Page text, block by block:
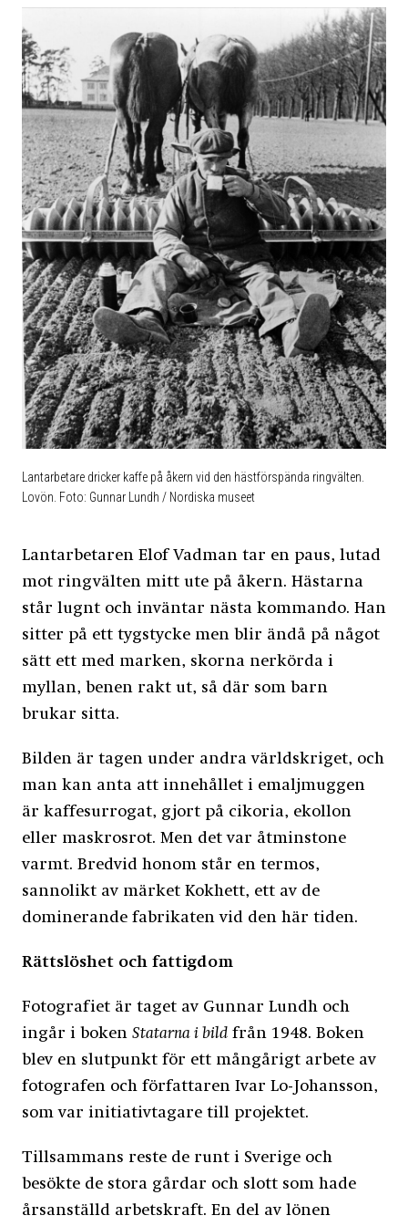
Lantarbetare dricker kaffe på åkern vid den hästförspända ringvälten.
Lovön. Foto: Gunnar Lundh / Nordiska museet
Lantarbetaren Elof Vadman tar en paus, lutad
mot ringvälten mitt ute på åkern. Hästarna
står lugnt och inväntar nästa kommando. Han
sitter på ett tygstycke men blir ändå på något
sätt ett med marken, skorna nerkörda i
myllan, benen rakt ut, så där som barn
brukar sitta.
Bilden är tagen under andra världskriget, och
man kan anta att innehållet i emaljmuggen
är kaffesurrogat, gjort på cikoria, ekollon
eller maskrosrot. Men det var åtminstone
varmt. Bredvid honom står en termos,
sannolikt av märket Kokhett, ett av de
dominerande fabrikaten vid den här tiden.
Rättslöshet och fattigdom
Fotografiet är taget av Gunnar Lundh och
ingår i boken Statarna i bild från 1948. Boken
blev en slutpunkt för ett mångårigt arbete av
fotografen och författaren Ivar Lo-Johansson,
som var initiativtagare till projektet.
Tillsammans reste de runt i Sverige och
besökte de stora gårdar och slott som hade
årsanställd arbetskraft. En del av lönen